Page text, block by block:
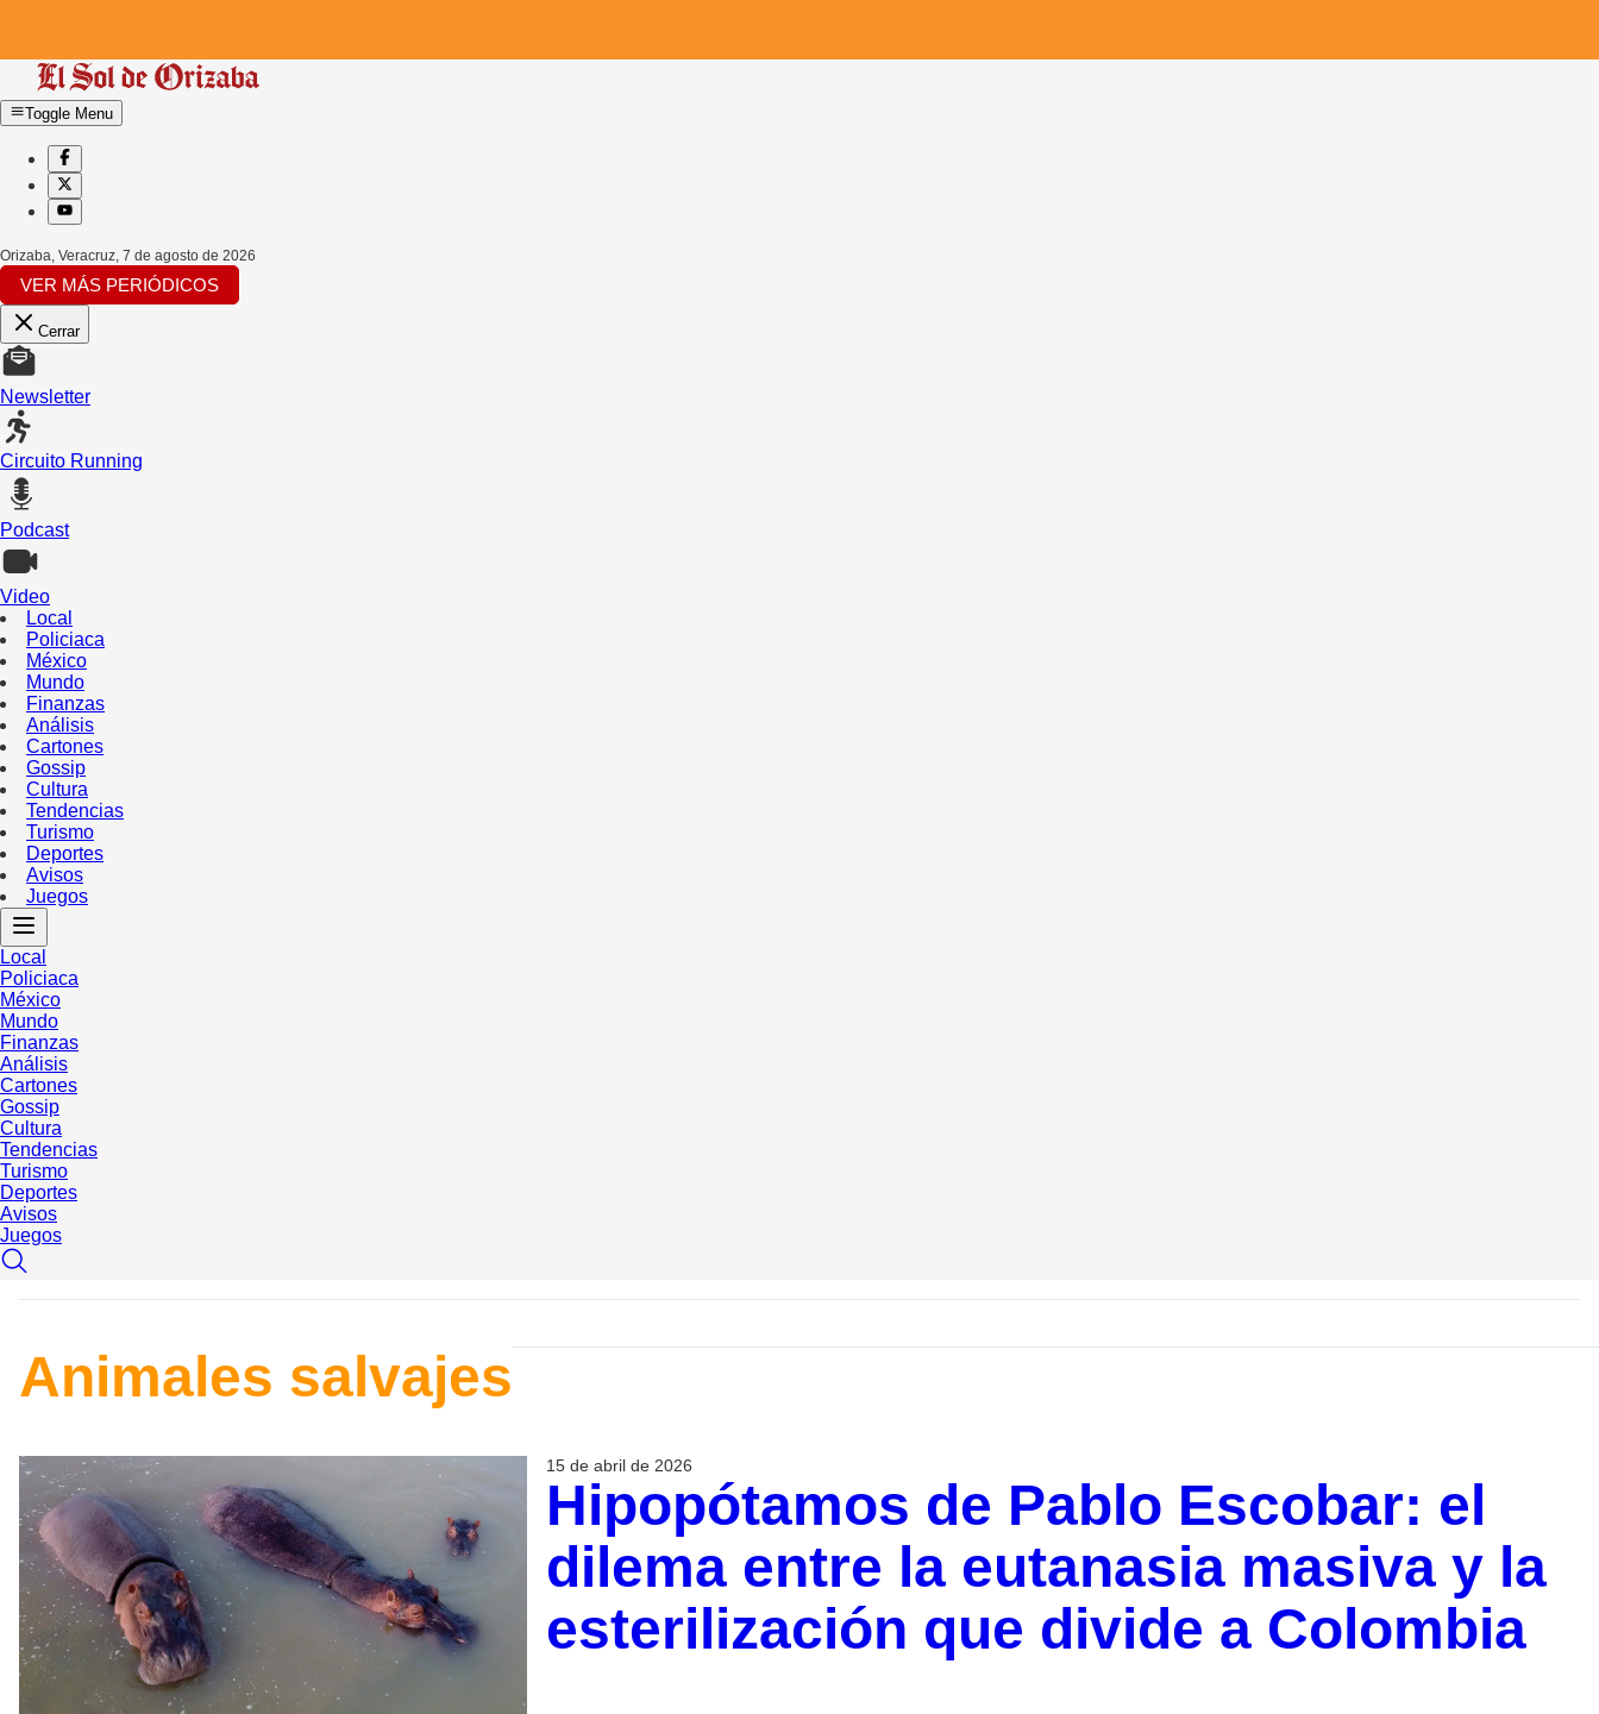
Toggle Menu
Orizaba, Veracruz, 7 de agosto de 2026
VER MÁS PERIÓDICOS
Cerrar
Newsletter
Circuito Running
Podcast
Video
Local
Policiaca
México
Mundo
Finanzas
Análisis
Cartones
Gossip
Cultura
Tendencias
Turismo
Deportes
Avisos
Juegos
Local
Policiaca
México
Mundo
Finanzas
Análisis
Cartones
Gossip
Cultura
Tendencias
Turismo
Deportes
Avisos
Juegos
Animales salvajes
15 de abril de 2026
Hipopótamos de Pablo Escobar: el
dilema entre la eutanasia masiva y la
esterilización que divide a Colombia